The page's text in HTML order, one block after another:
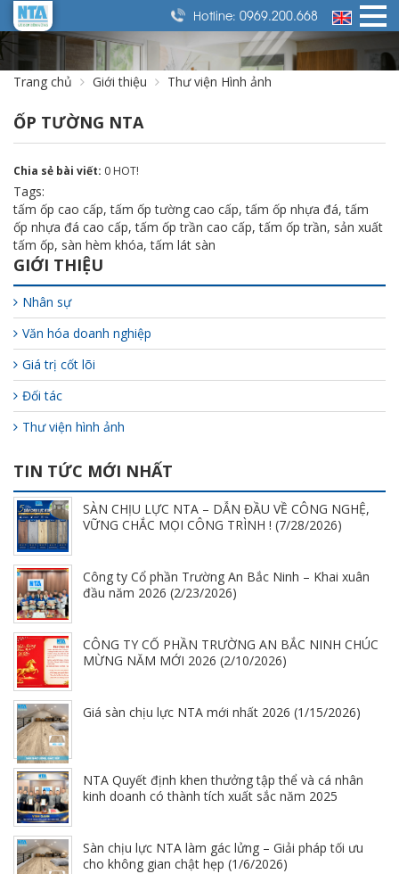
Hotline: 0969.200.668
Trang chủ Giới thiệu Thư viện Hình ảnh
ỐP TƯỜNG NTA
Chia sẻ bài viết: 0 HOT!
Tags:
tấm ốp cao cấp,tấm ốp tường cao cấp,tấm ốp nhựa đá,tấm
ốp nhựa đá cao cấp,tấm ốp trần cao cấp,tấm ốp trần, sản xuất
tấm ốp, sàn hèm khóa,tấm lát sàn
GIỚI THIỆU
Nhân sự
Văn hóa doanh nghiệp
Giá trị cốt lõi
Đối tác
Thư viện hình ảnh
TIN TỨC MỚI NHẤT
SÀN CHỊU LỰC NTA – DẪN ĐẦU VỀ CÔNG NGHỆ,
VỮNG CHẮC MỌI CÔNG TRÌNH ! (7/28/2026)
Công ty Cổ phần Trường An Bắc Ninh – Khai xuân
đầu năm 2026 (2/23/2026)
CÔNG TY CỔ PHẦN TRƯỜNG AN BẮC NINH CHÚC
MỪNG NĂM MỚI 2026 (2/10/2026)
Giá sàn chịu lực NTA mới nhất 2026 (1/15/2026)
NTA Quyết định khen thưởng tập thể và cá nhân
kinh doanh có thành tích xuất sắc năm 2025
Sàn chịu lực NTA làm gác lửng – Giải pháp tối ưu
cho không gian chật hẹp (1/6/2026)